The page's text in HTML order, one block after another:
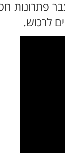
פתרונות
לרכוש.